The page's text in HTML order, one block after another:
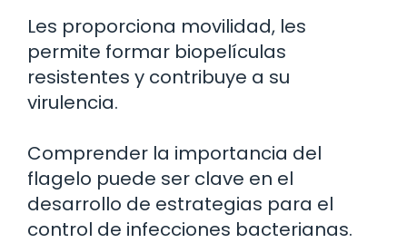
Les proporciona movilidad, les
permite formar biopelículas
resistentes y contribuye a su
virulencia.
Comprender la importancia del
flagelo puede ser clave en el
desarrollo de estrategias para el
control de infecciones bacterianas.